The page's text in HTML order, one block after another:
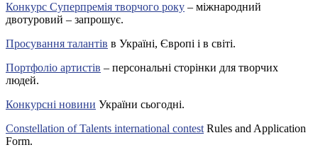
Конкурс Суперпремія творчого року – міжнародний
двотуровий – запрошує.
Просування талантів в Україні, Європі і в світі.
Портфоліо артистів – персональні сторінки для творчих
людей.
Конкурсні новини України сьогодні.
Constellation of Talents international contest Rules and Application
Form.